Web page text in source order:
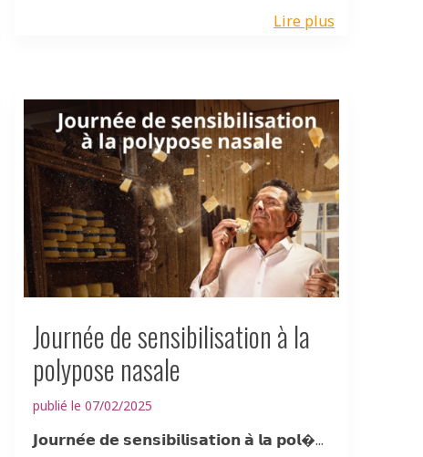
Lire plus
Journée de sensibilisation à la
polypose nasale
publié le 07/02/2025
𝗝𝗼𝘂𝗿𝗻𝗲́𝗲 𝗱𝗲 𝘀𝗲𝗻𝘀𝗶𝗯𝗶𝗹𝗶𝘀𝗮𝘁𝗶𝗼𝗻 𝗮̀ 𝗹𝗮 𝗽𝗼𝗹�...